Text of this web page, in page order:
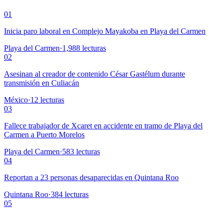
01
Inicia paro laboral en Complejo Mayakoba en Playa del Carmen
Playa del Carmen·1,988 lecturas
02
Asesinan al creador de contenido César Gastélum durante
transmisión en Culiacán
México·12 lecturas
03
Fallece trabajador de Xcaret en accidente en tramo de Playa del
Carmen a Puerto Morelos
Playa del Carmen·583 lecturas
04
Reportan a 23 personas desaparecidas en Quintana Roo
Quintana Roo·384 lecturas
05